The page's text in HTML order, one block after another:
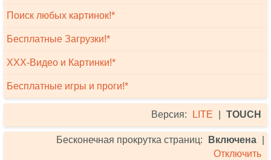
Поиск любых картинок!*
Бесплатные Загрузки!*
XXX-Видео и Картинки!*
Бесплатные игры и проги!*
Версия: LITE TOUCH
Бесконечная прокрутка страниц: Включена
Отключить